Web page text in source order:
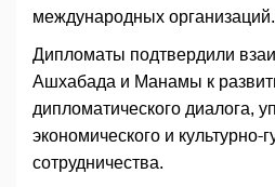
международных организаций.
Дипломаты подтвердили
Ашхабада и Манамы к
дипломатического диалога,
экономического и культурно-
сотрудничества.